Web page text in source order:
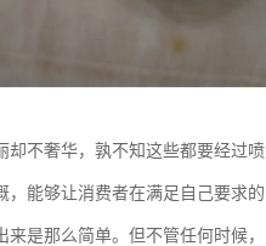
不奢华，孰不知这些都要经过
能够让消费者在满足自己要求
是那么简单。但不管任何时候